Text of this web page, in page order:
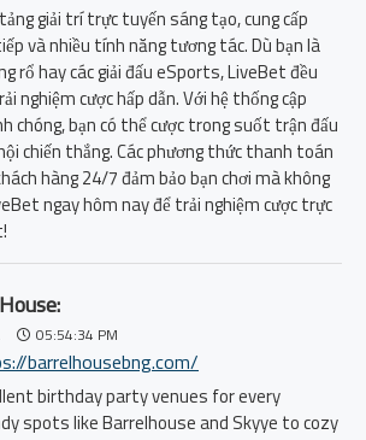
giải trí trực tuyến sáng tạo, cung cấp
và nhiều tính năng tương tác. Dù bạn là
rổ hay các giải đấu eSports, LiveBet đều
nghiệm cược hấp dẫn. Với hệ thống cập
chóng, bạn có thể cược trong suốt trận đấu
chiến thắng. Các phương thức thanh toán
hàng 24/7 đảm bảo bạn chơi mà không
ngay hôm nay để trải nghiệm cược trực
05:54:34 PM
barrelhousebng.com/
birthday party venues for every
spots like Barrelhouse and Skyye to cozy